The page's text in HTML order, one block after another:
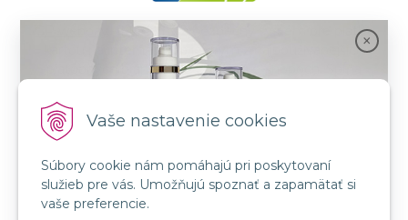
Vaše nastavenie cookies
Súbory cookie nám pomáhajú pri poskytovaní
služieb pre vás. Umožňujú spoznať a zapamätať si
vaše preferencie.
- Moderný a bezpečný systém pre platby
kartou na internete. Je jedným z najpoužívanejších
platobných brán na slovenských e-shopoch. Spĺňa
SLEDUJTE NÁS
FB: LORIN všetko pre krásu
Spojenie prírody a vedy s novou kozmetikou